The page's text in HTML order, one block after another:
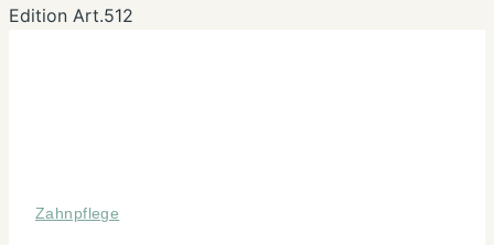
Edition Art.512
Zahnpflege